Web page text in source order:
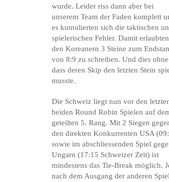
wurde. Leider riss dann aber bei
unserem Team der Faden komplett
es kumulierten sich die taktischen
spielerischen Fehler. Damit
den Koreanern 3 Steine zum
von 8:9 zu schreiben. Und dies ohne
dass deren Skip den letzten Stein
musste.
Die Schweiz liegt nun vor den
beiden Round Robin Spielen auf
geteilten 5. Rang. Mit 2 Siegen
den direkten Konkurrenten USA
sowie im abschliessenden Spiel
Ungarn (17:15 Schweizer Zeit) ist
mindestens das Tie-Break möglich.
nach dem Ausgang der anderen